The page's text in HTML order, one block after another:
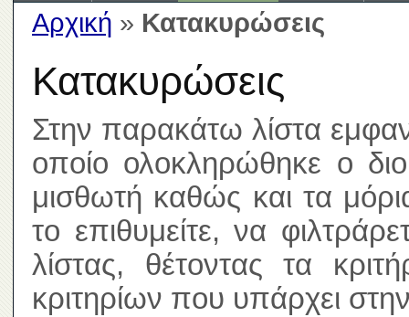
Αρχική » Κατακυρώσεις
Κατακυρώσεις
Στην παρακάτω λίστα
οποίο ολοκληρώθηκε ο
μισθωτή καθώς και τα
το επιθυμείτε, να
λίστας, θέτοντας τα
κριτηρίων που υπάρχει